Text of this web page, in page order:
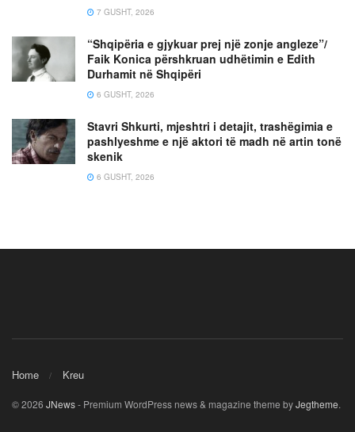
7 GUSHT, 2026
“Shqipëria e gjykuar prej një zonje angleze”/
Faik Konica përshkruan udhëtimin e Edith
Durhamit në Shqipëri
6 GUSHT, 2026
Stavri Shkurti, mjeshtri i detajit, trashëgimia e
pashlyeshme e një aktori të madh në artin tonë
skenik
6 GUSHT, 2026
Home Kreu
© 2026 JNews- Premium WordPress news & magazine theme byJegtheme.